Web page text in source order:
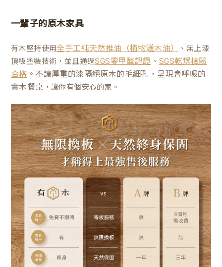
一輩子的原木家具
有木堅持使用全手工純天然推油（植物護木油）
、無上漆
頂級塗裝技術，並且通過SGS零甲醛認證 、SGS乾燥檢驗
合格 。不讓厚重的漆隔絕原木的毛細孔，呈現會呼吸的
實木餐桌 ，讓你有個安心的家。